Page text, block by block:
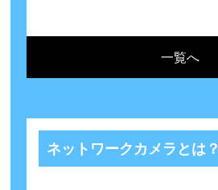
一覧へ
ネットワークカメラとは？